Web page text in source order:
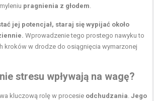
pragnienia z głodem.
jej potencjał, staraj się wypijać około
Wprowadzenie tego prostego nawyku to
kroków w drodze do osiągnięcia wymarzonej
stresu wpływają na wagę?
kluczową rolę w procesie odchudzania.Jego